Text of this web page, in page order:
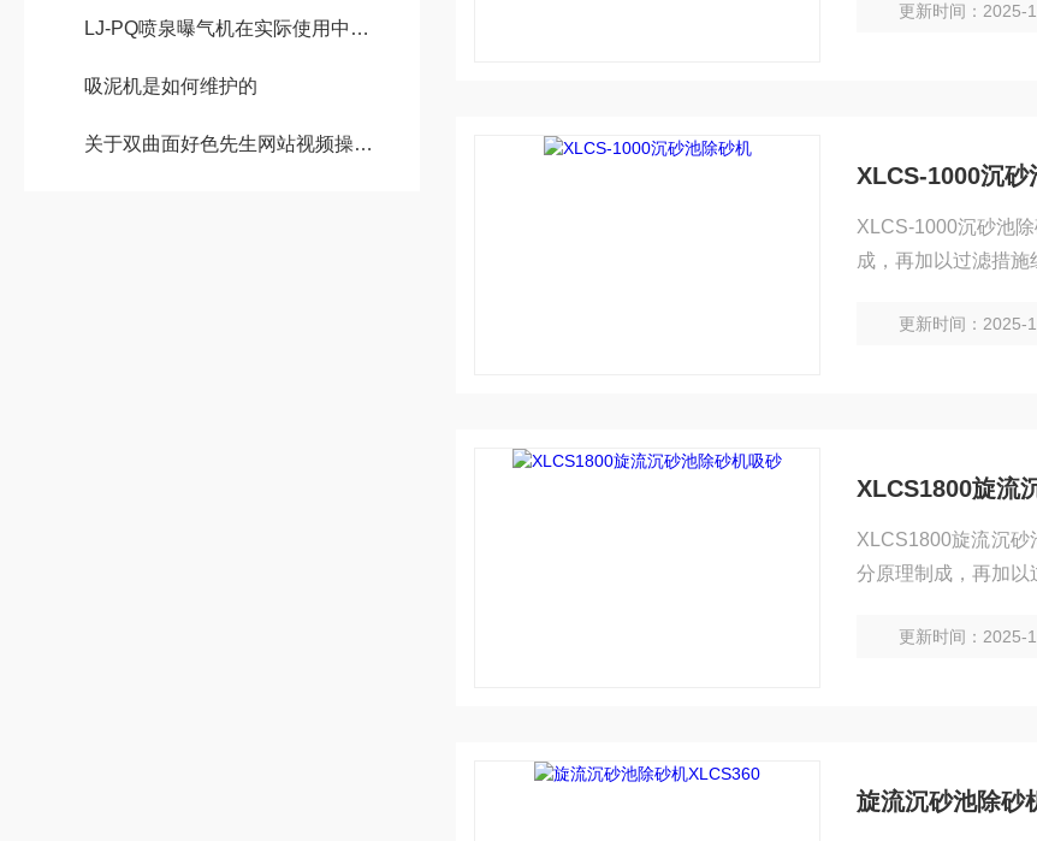
LJ-PQ喷泉曝气机在实际使用中应该注意哪些问题？
吸泥机是如何维护的
关于双曲面好色先生网站视频操作安装要点介绍
的作用下，使密度
更新时间：2025-
XLCS-1000沉砂
XLCS-1000沉砂池
成，再加以过滤措
用下，使密度低的
更新时间：2025-
XLCS1800旋流
XLCS1800旋流沉砂
分原理制成，再加
曳力的作用下，使
更新时间：2025-
旋流沉砂池除砂